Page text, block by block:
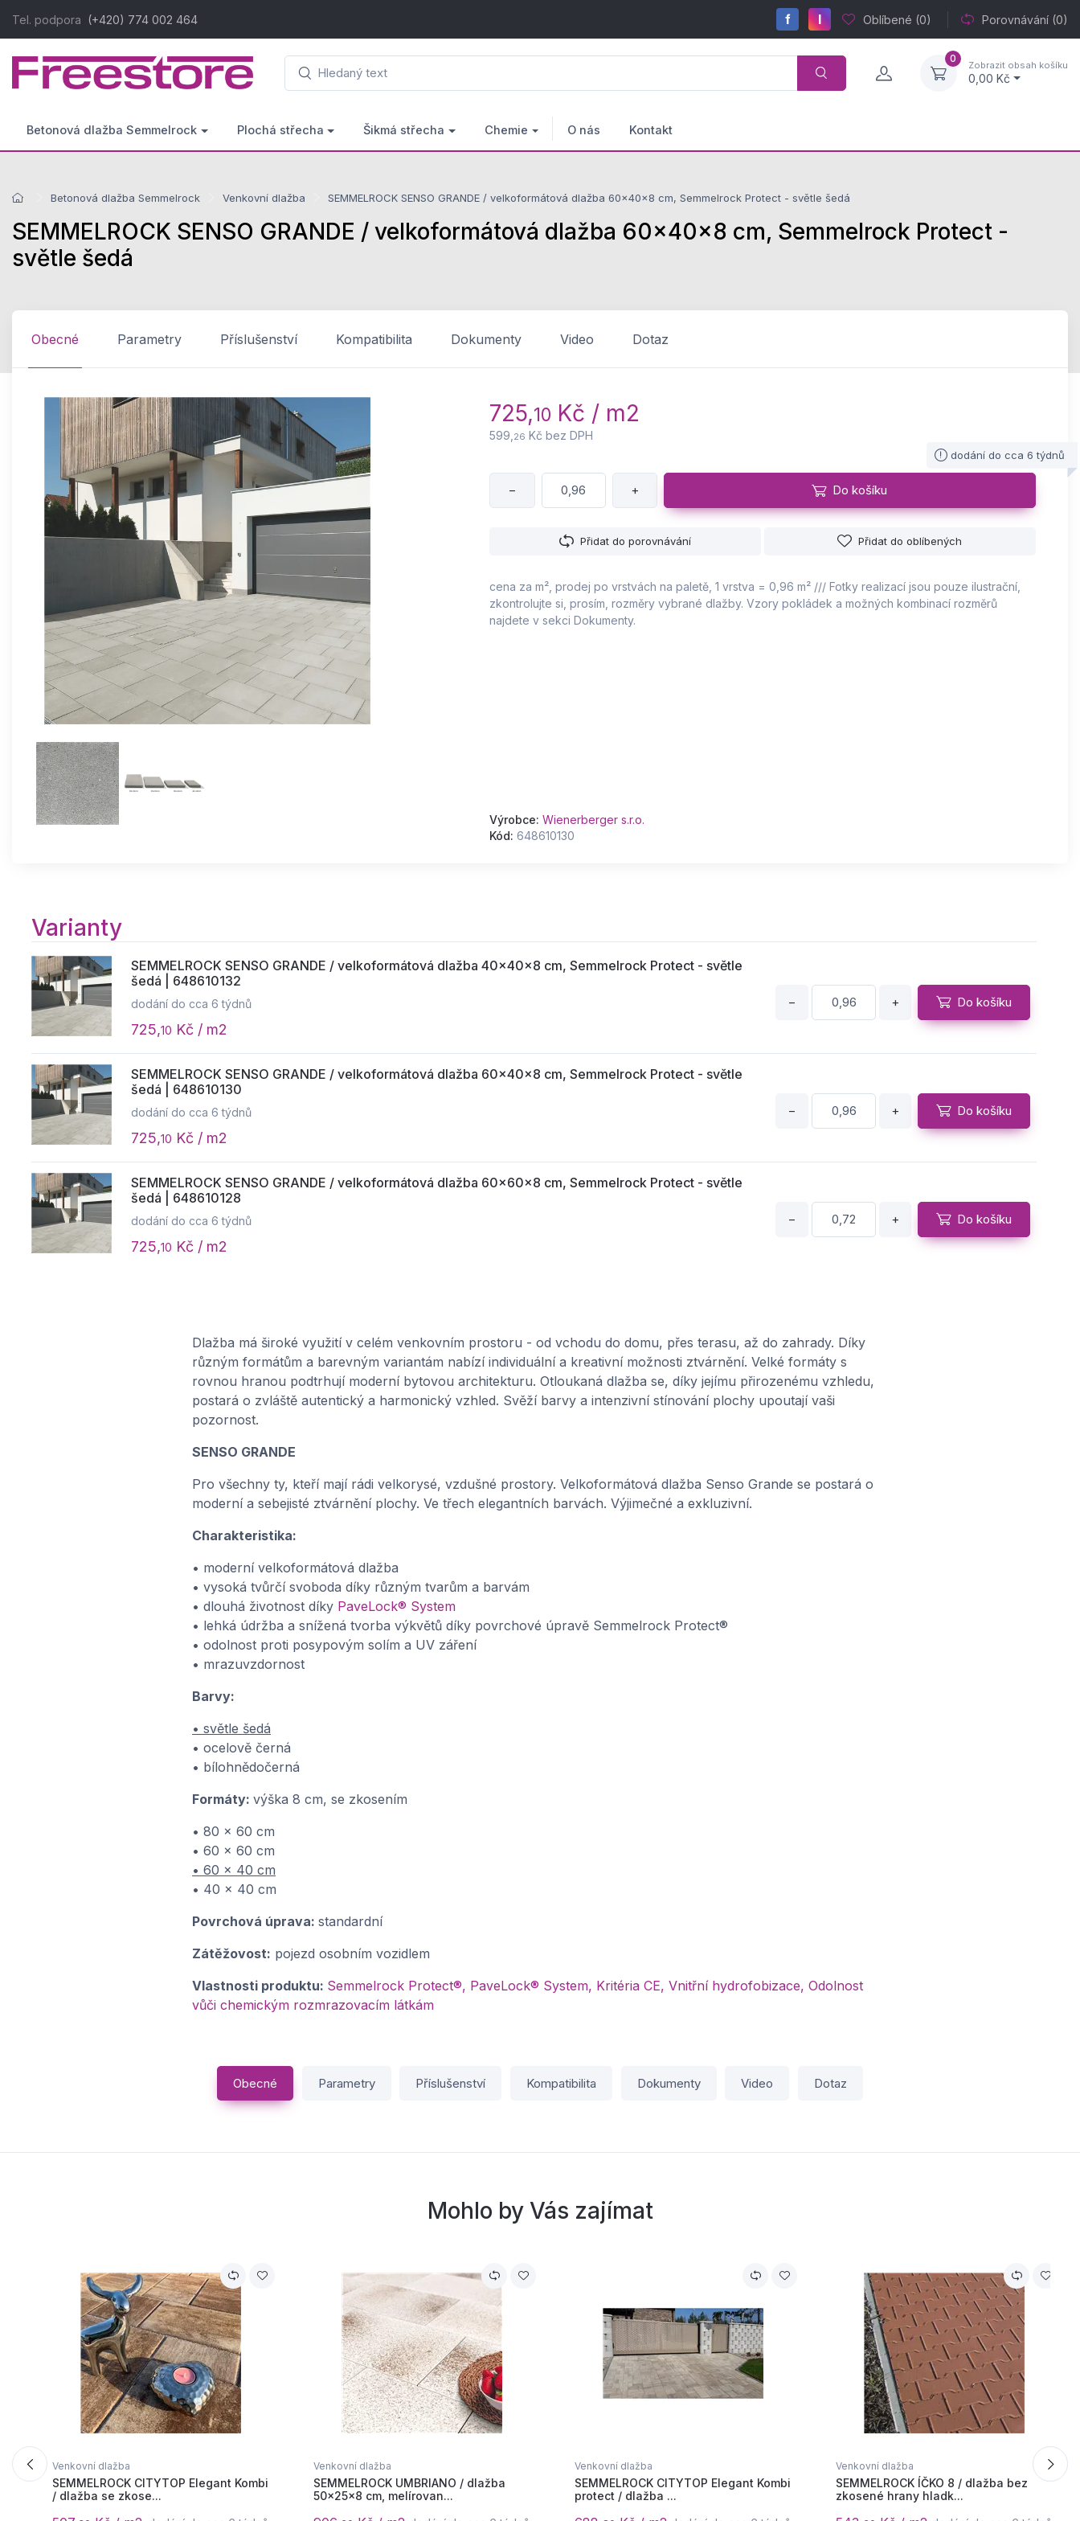
Tel. podpora (+420) 774 002 464 f I Oblíbené (0) Porovnávání (0)
0
Zobrazit obsah košíku
0,00 Kč
Betonová dlažba Semmelrock Plochá střecha Šikmá střecha Chemie O nás Kontakt
Betonová dlažba Semmelrock Venkovní dlažba SEMMELROCK SENSO GRANDE / velkoformátová dlažba 60x40x8 cm, Semmelrock Protect - světle šedá
SEMMELROCK SENSO GRANDE / velkoformátová dlažba 60x40x8 cm, Semmelrock Protect -
světle šedá
Obecné Parametry Příslušenství Kompatibilita Dokumenty Video Dotaz
725,10 Kč / m2
599, 26 Kč bez DPH
dodání do cca 6 týdnů
− + Do košíku
Přidat do porovnávání Přidat do oblíbených
cena za m², prodej po vrstvách na paletě, 1 vrstva = 0,96 m² /// Fotky realizací jsou pouze ilustrační,
zkontrolujte si, prosím, rozměry vybrané dlažby. Vzory pokládek a možných kombinací rozměrů
najdete v sekci Dokumenty.
Výrobce: Wienerberger s.r.o.
Kód: 648610130
Varianty
SEMMELROCK SENSO GRANDE / velkoformátová dlažba 40x40x8 cm, Semmelrock Protect - světle
šedá | 648610132
dodání do cca 6 týdnů
725,10 Kč / m2
− + Do košíku
SEMMELROCK SENSO GRANDE / velkoformátová dlažba 60x40x8 cm, Semmelrock Protect - světle
šedá | 648610130
dodání do cca 6 týdnů
725,10 Kč / m2
− + Do košíku
SEMMELROCK SENSO GRANDE / velkoformátová dlažba 60x60x8 cm, Semmelrock Protect - světle
šedá | 648610128
dodání do cca 6 týdnů
725,10 Kč / m2
− + Do košíku
Kč / m2
Dlažba má široké využití v celém venkovním prostoru - od vchodu do domu, přes terasu, až do zahrady. Díky
různým formátům a barevným variantám nabízí individuální a kreativní možnosti ztvárnění. Velké formáty s
rovnou hranou podtrhují moderní bytovou architekturu. Otloukaná dlažba se, díky jejímu přirozenému vzhledu,
postará o zvláště autentický a harmonický vzhled. Svěží barvy a intenzivní stínování plochy upoutají vaši
pozornost.
SENSO GRANDE
Pro všechny ty, kteří mají rádi velkorysé, vzdušné prostory. Velkoformátová dlažba Senso Grande se postará o
moderní a sebejisté ztvárnění plochy. Ve třech elegantních barvách. Výjimečné a exkluzivní.
Charakteristika:
• moderní velkoformátová dlažba
• vysoká tvůrčí svoboda díky různým tvarům a barvám
• dlouhá životnost díky PaveLock® System
• lehká údržba a snížená tvorba výkvětů díky povrchové úpravě Semmelrock Protect®
• odolnost proti posypovým solím a UV záření
• mrazuvzdornost
Barvy:
• světle šedá
• ocelově černá
• bílohnědočerná
Formáty: výška 8 cm, se zkosením
• 80 x 60 cm
• 60 x 60 cm
• 60 x 40 cm
• 40 x 40 cm
Povrchová úprava: standardní
Zátěžovost: pojezd osobním vozidlem
Vlastnosti produktu: Semmelrock Protect®, PaveLock® System, Kritéria CE, Vnitřní hydrofobizace, Odolnost
vůči chemickým rozmrazovacím látkám
Obecné Parametry Příslušenství Kompatibilita Dokumenty Video Dotaz
Mohlo by Vás zajímat
Venkovní dlažba
SEMMELROCK CITYTOP Elegant Kombi
/ dlažba se zkose...
Venkovní dlažba
SEMMELROCK UMBRIANO / dlažba
50x25x8 cm, melírovan...
Venkovní dlažba
SEMMELROCK CITYTOP Elegant Kombi
protect / dlažba ...
Venkovní dlažba
SEMMELROCK ÍČKO 8 / dlažba bez
zkosené hrany hladk...